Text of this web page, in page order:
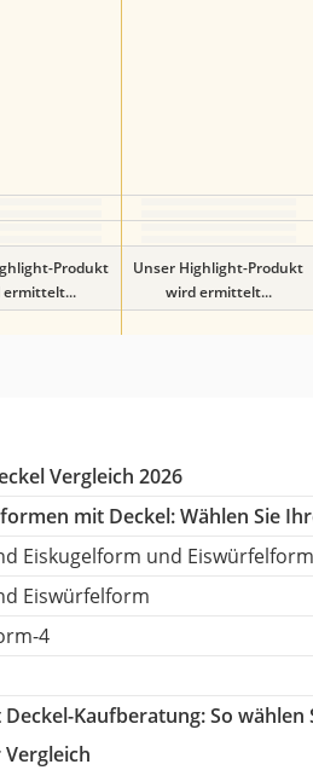
Produkt
ermittelt...
Unser Highlight-Produkt
wird ermittelt...
Vergleich 2026
mit Deckel:Wählen Sie
Eiskugelform und Eiswürfelform
Eiswürfelform
4
Kaufberatung: So